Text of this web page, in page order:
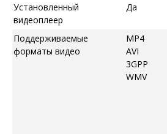
Установленный
видеоплеер
Да
Поддерживаемые
форматы видео
MP4
AVI
3GPP
WMV